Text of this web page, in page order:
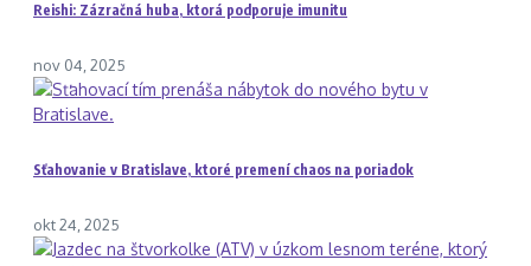
Reishi: Zázračná huba, ktorá podporuje imunitu
nov 04, 2025
Sťahovanie v Bratislave, ktoré premení chaos na poriadok
okt 24, 2025